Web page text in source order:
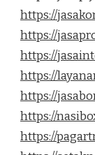
https://
https://
https://
https://
https://
https://
https://